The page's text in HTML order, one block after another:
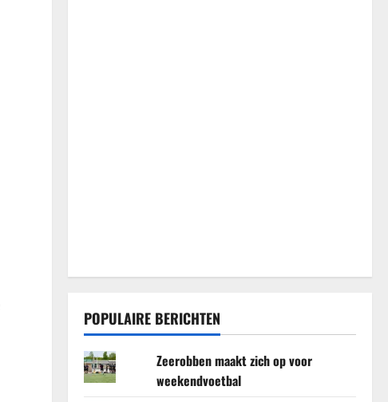
POPULAIRE BERICHTEN
Zeerobben maakt zich op voor
weekendvoetbal